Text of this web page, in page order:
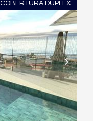
COBERTURA DUPLEX